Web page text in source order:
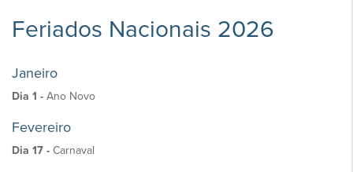
Feriados Nacionais 2026
Janeiro
Dia 1 - Ano Novo
Fevereiro
Dia 17 - Carnaval